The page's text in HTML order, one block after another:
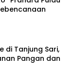
di Tanjung Sari,
Pangan dan